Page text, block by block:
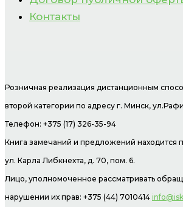
Контакты
Розничная реализация дистанционным
второй категории по адресу г. Минск,
Телефон: +375 (17) 326-35-94
Книга замечаний и предложений находится
ул. Карла Либкнехта, д. 70, пом. 6.
Лицо, уполномоченное рассматривать
нарушении их прав: +375 (44) 7010414